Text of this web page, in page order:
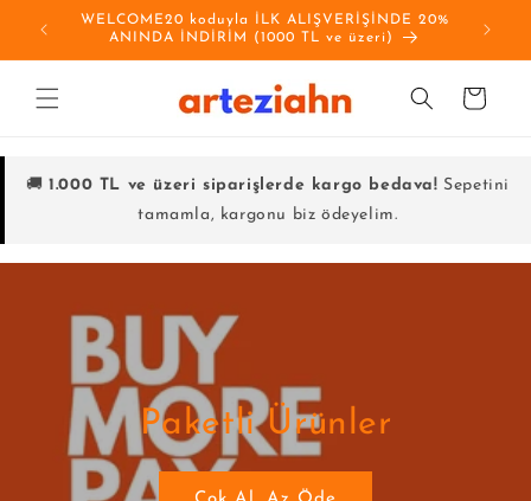
İçeriğe
atla
WELCOME20 koduyla İLK ALIŞVERİŞİNDE 20%
ANINDA İNDİRİM (1000 TL ve üzeri)
Sepet
🚚1.000 TL ve üzeri siparişlerde kargo bedava! Sepetini
tamamla, kargonu biz ödeyelim.
Paketli Ürünler